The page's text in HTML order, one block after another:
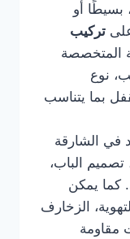
بسيطًا أو
تركيب
المتخصصة
نوع
بما يتناسب
في الشارقة
تصميم الباب،
كما يمكن
الزخارف
مقاومة